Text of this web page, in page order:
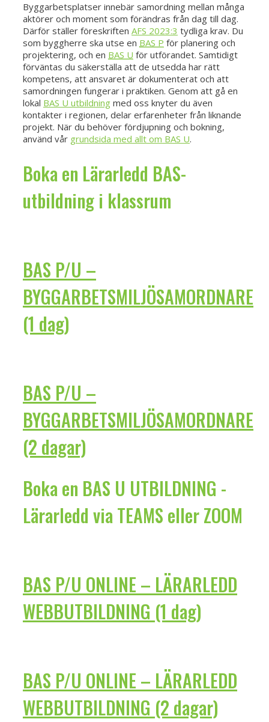
Byggarbetsplatser innebär samordning mellan många
aktörer och moment som förändras från dag till dag.
Därför ställer föreskriften AFS 2023:3 tydliga krav. Du
som byggherre ska utse en BAS P för planering och
projektering, och en BAS U för utförandet. Samtidigt
förväntas du säkerställa att de utsedda har rätt
kompetens, att ansvaret är dokumenterat och att
samordningen fungerar i praktiken. Genom att gå en
lokal BAS U utbildning med oss knyter du även
kontakter i regionen, delar erfarenheter från liknande
projekt. När du behöver fördjupning och bokning,
använd vår grundsida med allt om BAS U.
Boka en Lärarledd BAS-
utbildning i klassrum
BAS P/U –
BYGGARBETSMILJÖSAMORDNARE
(1 dag)
BAS P/U –
BYGGARBETSMILJÖSAMORDNARE
(2 dagar)
Boka en BAS U UTBILDNING -
Lärarledd via TEAMS eller ZOOM
BAS P/U ONLINE – LÄRARLEDD
WEBBUTBILDNING (1 dag)
BAS P/U ONLINE – LÄRARLEDD
WEBBUTBILDNING (2 dagar)